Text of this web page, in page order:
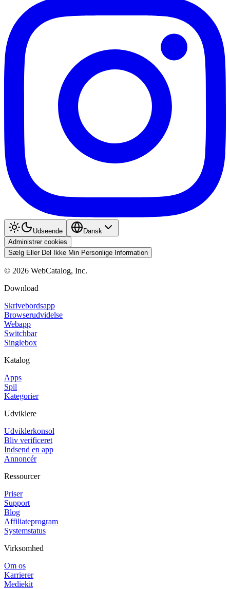
Udseende
Dansk
Administrer cookies
Sælg Eller Del Ikke Min Personlige Information
© 2026 WebCatalog, Inc.
Download
Skrivebordsapp
Browserudvidelse
Webapp
Switchbar
Singlebox
Katalog
Apps
Spil
Kategorier
Udviklere
Udviklerkonsol
Bliv verificeret
Indsend en app
Annoncér
Ressourcer
Priser
Support
Blog
Affiliateprogram
Systemstatus
Virksomhed
Om os
Karrierer
Mediekit